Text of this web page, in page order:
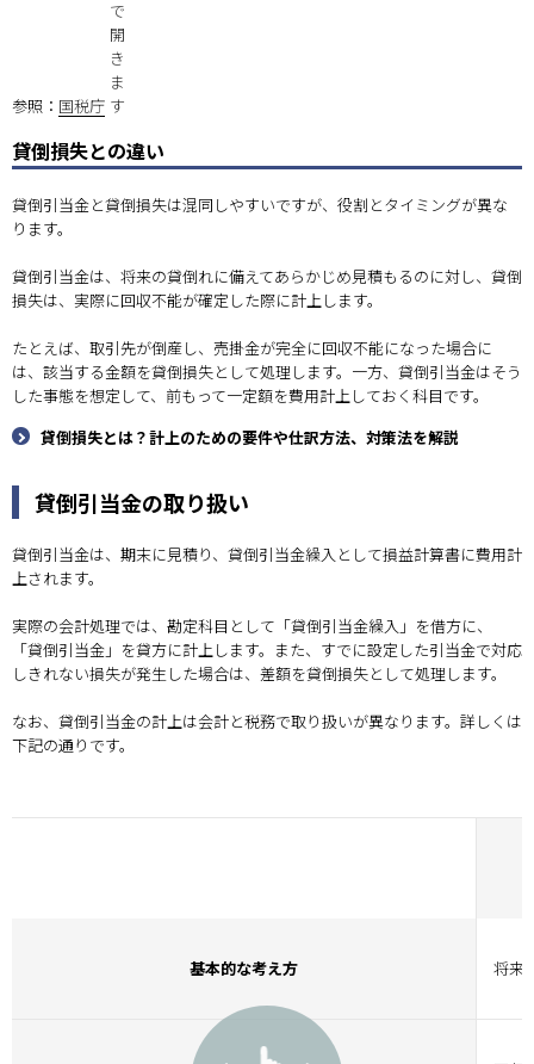
参照： 国税庁
貸倒損失との違い
貸倒引当金と貸倒損失は混同しやすいですが、役割とタイミングが異な
ります。
貸倒引当金は、将来の貸倒れに備えてあらかじめ見積もるのに対し、貸倒
損失は、実際に回収不能が確定した際に計上します。
たとえば、取引先が倒産し、売掛金が完全に回収不能になった場合に
は、該当する金額を貸倒損失として処理します。一方、貸倒引当金はそう
した事態を想定して、前もって一定額を費用計上しておく科目です。
貸倒損失とは？計上のための要件や仕訳方法、対策法を解説
貸倒引当金の取り扱い
貸倒引当金は、期末に見積り、貸倒引当金繰入として損益計算書に費用計
上されます。
実際の会計処理では、勘定科目として「貸倒引当金繰入」を借方に、
「貸倒引当金」を貸方に計上します。また、すでに設定した引当金で対応
しきれない損失が発生した場合は、差額を貸倒損失として処理します。
なお、貸倒引当金の計上は会計と税務で取り扱いが異なります。詳しくは
下記の通りです。
基本的な考え方 将来